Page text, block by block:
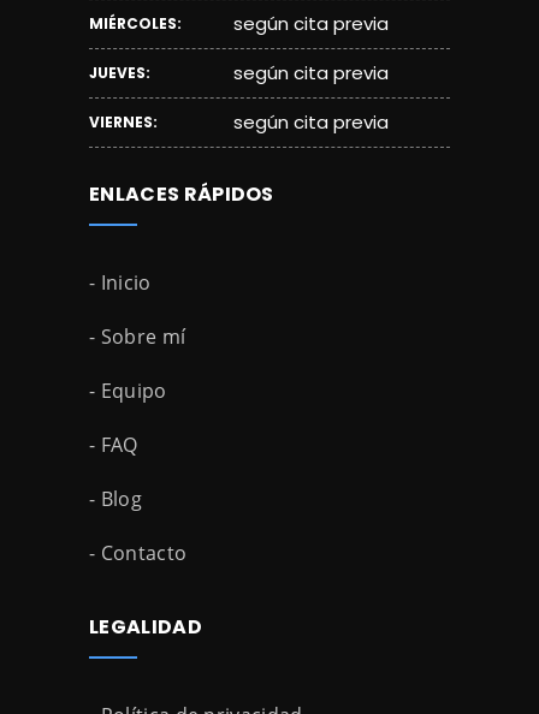
MIÉRCOLES: según cita previa
JUEVES: según cita previa
VIERNES: según cita previa
ENLACES RÁPIDOS
- Inicio
- Sobre mí
- Equipo
- FAQ
- Blog
- Contacto
LEGALIDAD